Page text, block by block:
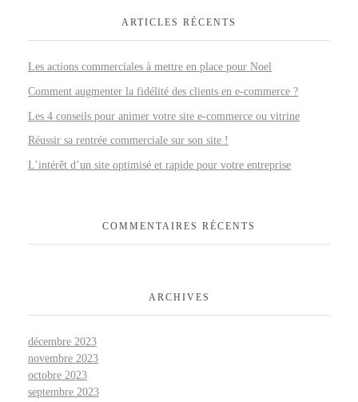
ARTICLES RÉCENTS
Les actions commerciales à mettre en place pour Noel
Comment augmenter la fidélité des clients en e-commerce ?
Les 4 conseils pour animer votre site e-commerce ou vitrine
Réussir sa rentrée commerciale sur son site !
L’intérêt d’un site optimisé et rapide pour votre entreprise
COMMENTAIRES RÉCENTS
ARCHIVES
décembre 2023
novembre 2023
octobre 2023
septembre 2023